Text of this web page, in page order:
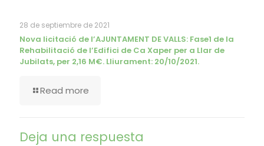
28 de septiembre de 2021
Nova licitació de l’AJUNTAMENT DE VALLS: Fase1 de la
Rehabilitació de l’Edifici de Ca Xaper per a Llar de
Jubilats, per 2,16 M€. Lliurament: 20/10/2021.
Read more
Deja una respuesta